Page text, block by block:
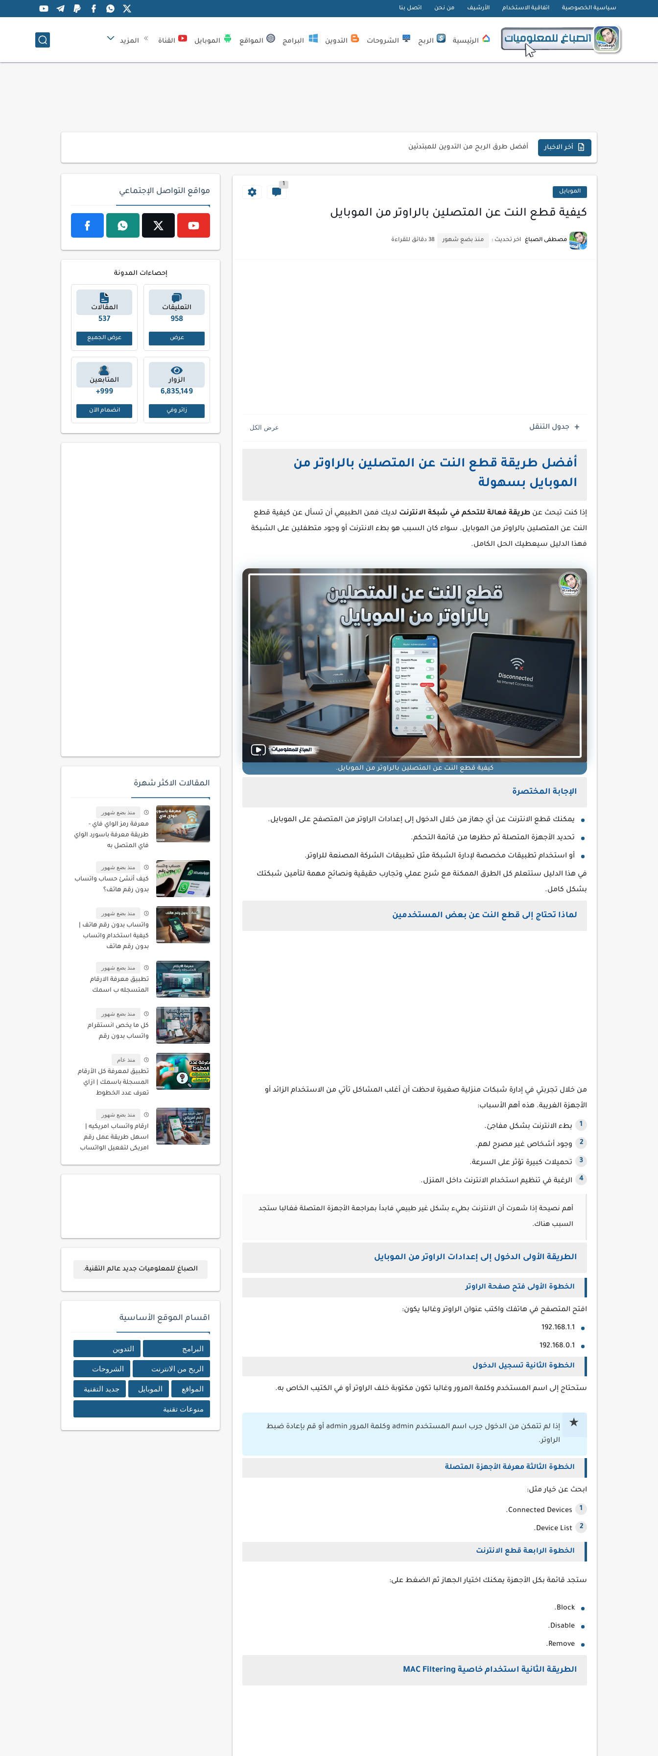
سياسية الخصوصية اتفاقية الاستخدام الأرشيف من نحن اتصل بنا
الرئيسية الربح الشروحات التدوين البرامج المواقع الموبايل القناة المزيد
أخر الاخبار أفضل طرق الربح من التدوين للمبتدئين
أسرار اختيار لوحة مفاتيح تناسب عملك اليومي
أدوات مجانية للبحث عن الكلمات المفتاحية 2026
الموبايل
1
كيفية قطع النت عن المتصلين بالراوتر من الموبايل
مصطفى الصباغ اخر تحديث : منذ بضع شهور 38 دقائق للقراءة
جدول التنقل
أفضل طريقة قطع النت عن المتصلين بالراوتر من
الموبايل بسهولة
إذا كنت تبحث عن طريقة فعالة للتحكم في شبكة الانترنت لديك فمن الطبيعي أن تسأل عن كيفية قطع
النت عن المتصلين بالراوتر من الموبايل. سواء كان السبب هو بطء الانترنت أو وجود متطفلين على الشبكة
فهذا الدليل سيعطيك الحل الكامل.
كيفية قطع النت عن المتصلين بالراوتر من الموبايل.
الإجابة المختصرة
يمكنك قطع الانترنت عن أي جهاز من خلال الدخول إلى إعدادات الراوتر من المتصفح على الموبايل.
تحديد الأجهزة المتصلة ثم حظرها من قائمة التحكم.
أو استخدام تطبيقات مخصصة لإدارة الشبكة مثل تطبيقات الشركة المصنعة للراوتر.
في هذا الدليل ستتعلم كل الطرق الممكنة مع شرح عملي وتجارب حقيقية ونصائح مهمة لتأمين شبكتك
بشكل كامل.
لماذا تحتاج إلى قطع النت عن بعض المستخدمين
من خلال تجربتي في إدارة شبكات منزلية صغيرة لاحظت أن أغلب المشاكل تأتي من الاستخدام الزائد أو
الأجهزة الغريبة. هذه أهم الأسباب:
بطء الانترنت بشكل مفاجئ.
وجود أشخاص غير مصرح لهم.
تحميلات كبيرة تؤثر على السرعة.
الرغبة في تنظيم استخدام الانترنت داخل المنزل.
أهم نصيحة إذا شعرت أن الانترنت بطيء بشكل غير طبيعي فابدأ بمراجعة الأجهزة المتصلة فغالبا ستجد
السبب هناك.
الطريقة الأولى الدخول إلى إعدادات الراوتر من الموبايل
الخطوة الأولى فتح صفحة الراوتر
افتح المتصفح في هاتفك واكتب عنوان الراوتر وغالبا يكون:
192.168.1.1
192.168.0.1
الخطوة الثانية تسجيل الدخول
ستحتاج إلى اسم المستخدم وكلمة المرور وغالبا تكون مكتوبة خلف الراوتر أو في الكتيب الخاص به.
إذا لم تتمكن من الدخول جرب اسم المستخدم admin وكلمة المرور admin أو قم بإعادة ضبط
الراوتر.
الخطوة الثالثة معرفة الأجهزة المتصلة
ابحث عن خيار مثل:
Connected Devices.
Device List.
الخطوة الرابعة قطع الانترنت
ستجد قائمة بكل الأجهزة يمكنك اختيار الجهاز ثم الضغط على:
Block.
Disable.
Remove.
الطريقة الثانية استخدام خاصية MAC Filtering
مواقع التواصل الإجتماعي
إحصاءات المدونة
التعليقات
1040
عرض
المقالات
598
عرض الجميع
الزوار
6,835,149
زائر وفي
المتابعين
999+
انضمام الآن
المقالات الاكثر شهرة
منذ بضع شهور
معرفة رمز الواي فاي -
طريقة معرفة باسورد الواي
فاي المتصل به
منذ بضع شهور
كيف أنشئ حساب واتساب
بدون رقم هاتف؟
منذ بضع شهور
واتساب بدون رقم هاتف |
كيفية استخدام واتساب
بدون رقم هاتف
منذ بضع شهور
تطبيق معرفة الارقام
المتسجله ب اسمك
منذ بضع شهور
كل ما يخص انستقرام
واتساب بدون رقم
منذ عام
تطبيق لمعرفة كل الأرقام
المسجلة باسمك | ازاي
تعرف عدد الخطوط
منذ بضع شهور
ارقام واتساب امريكيه |
اسهل طريقة عمل رقم
امريكى لتفعيل الواتساب
الصباغ للمعلوميات جديد عالم التقنية.
اقسام الموقع الأساسية
البرامج التدوين
الربح من الانترنت الشروحات
المواقع الموبايل جديد التقنية
منوعات تقنية